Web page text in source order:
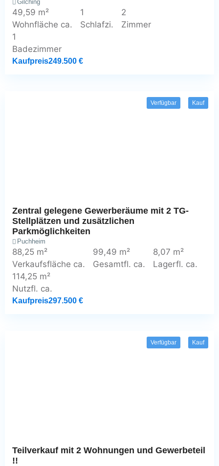
Gilching
49,59 m²
Wohnfläche ca.
1
Schlafzi.
2
Zimmer
1
Badezimmer
Kaufpreis249.500 €
Verfügbar Kauf
Zentral gelegene Gewerberäume mit 2 TG-
Stellplätzen und zusätzlichen
Parkmöglichkeiten
Puchheim
88,25 m²
Verkaufsfläche ca.
99,49 m²
Gesamtfl. ca.
8,07 m²
Lagerfl. ca.
114,25 m²
Nutzfl. ca.
Kaufpreis297.500 €
Verfügbar Kauf
Teilverkauf mit 2 Wohnungen und Gewerbeteil
!!